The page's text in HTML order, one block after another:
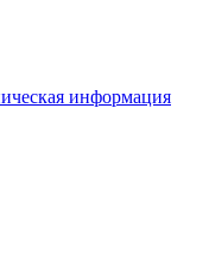
информация